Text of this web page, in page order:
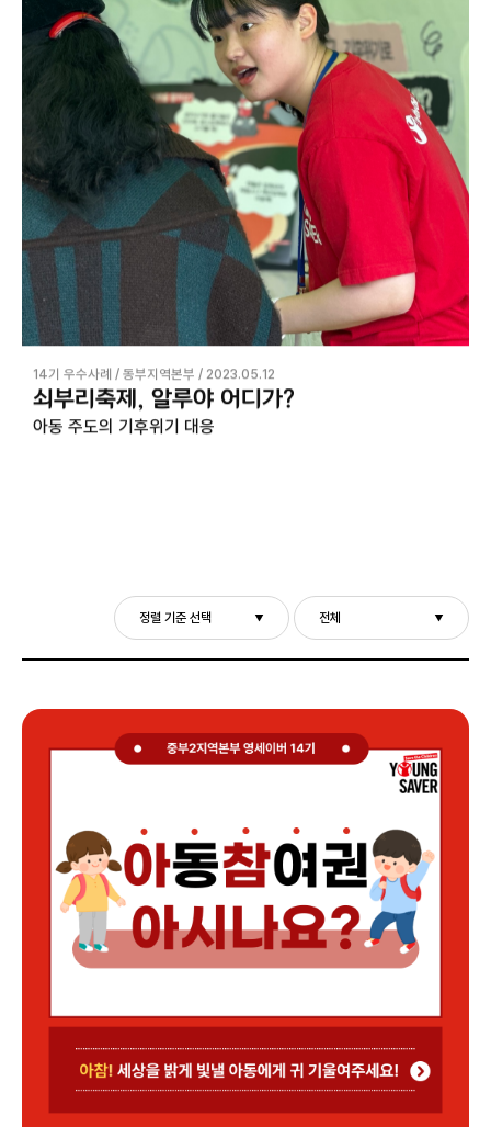
14기 우수사례 / 동부지역본부 / 2023.05.12
쇠부리축제, 알루야 어디가?
아동 주도의 기후위기 대응
14기 우수사례 / 동부지역본부 / 2023.05.12
쇠부리축제, 알루야 어디가?
아동 주도의 기후위기 대응
14기 우수사례 / 동부지역본부 / 2023.05.12
쇠부리축제, 알루야 어디가?
아동 주도의 기후위기 대응
정렬 기준 선택 전체